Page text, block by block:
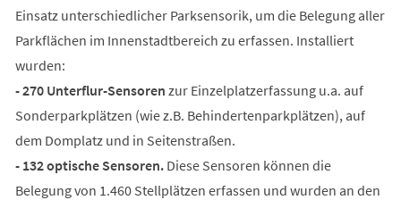
Einsatz unterschiedlicher Parksensorik, um die Belegung aller
Parkflächen im Innenstadtbereich zu erfassen. Installiert
wurden:
- 270 Unterflur-Sensoren zur Einzelplatzerfassung u.a. auf
Sonderparkplätzen (wie z.B. Behindertenparkplätzen), auf
dem Domplatz und in Seitenstraßen.
- 132 optische Sensoren. Diese Sensoren können die
Belegung von 1.460 Stellplätzen erfassen und wurden an den